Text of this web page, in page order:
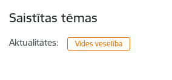
Saistītas tēmas
Aktualitātes: Vides veselība